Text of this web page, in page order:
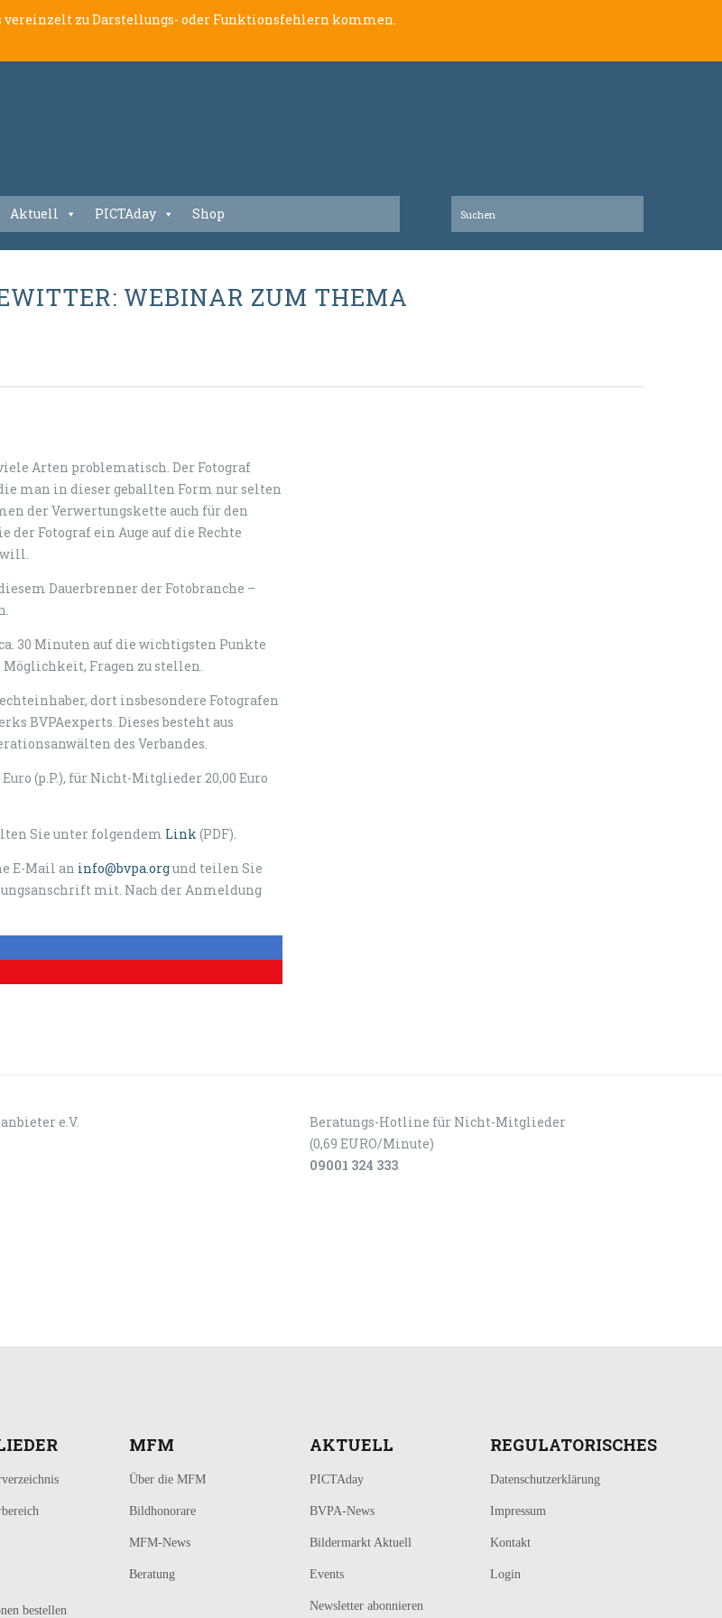
zu Darstellungs- oder Funktionsfehlern kommen.
Aktuell PICTAday Shop
WEBINAR ZUM THEMA
Arten problematisch. Der Fotograf
man in dieser geballten Form nur selten
der Verwertungskette auch für den
der Fotograf ein Auge auf die Rechte
will.
Dauerbrenner der Fotobranche –
30 Minuten auf die wichtigsten Punkte
Fragen zu stellen.
dort insbesondere Fotografen
BVPAexperts. Dieses besteht aus
des Verbandes.
(p.P.), für Nicht-Mitglieder 20,00 Euro
Sie unter folgendem Link (PDF).
E-Mail an info@bvpa.orgund teilen Sie
mit. Nach der Anmeldung
e.V.
Beratungs-Hotline für Nicht-Mitglieder
(0,69 EURO/Minute)
09001 324 333
bestellen
MFM
Über die MFM
Bildhonorare
MFM-News
Beratung
AKTUELL
PICTAday
BVPA-News
Bildermarkt Aktuell
Events
Newsletter abonnieren
REGULATORISCHES
Datenschutzerklärung
Impressum
Kontakt
Login